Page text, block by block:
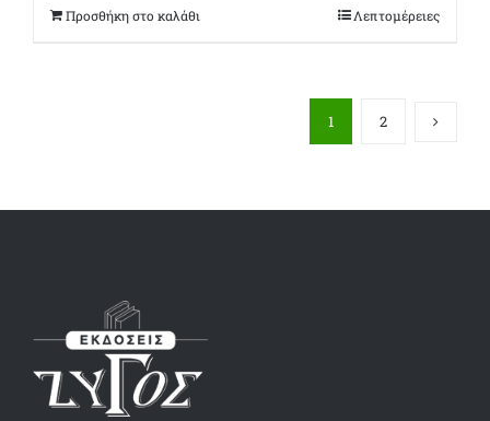
€42,00.είναι:
Προσθήκη στο καλάθι Λεπτομέρειες
1 2